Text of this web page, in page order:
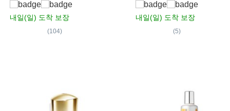
내일(일) 도착 보장
(104)
내일(일) 도착 보장
(5)